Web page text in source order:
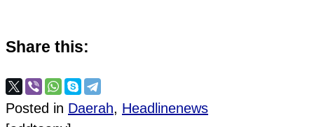
Share this:
Posted in Daerah, Headlinenews